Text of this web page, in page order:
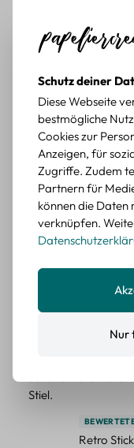
Schöne Motive
Tolle Motive,
Retro
Sticker
Durchschnittliche
Erika G.
Schöne Motive
Die Sticker passen
wieder kaufen.
Retro
Durchschnittliche
Erika G.
Stiel.
Retro
Schutz deiner
Diese Webseite
bestmögliche
Cookies zur
Anzeigen, für
Zugriffe. Zudem
Partnern für
können die
verknüpfen.
Nur